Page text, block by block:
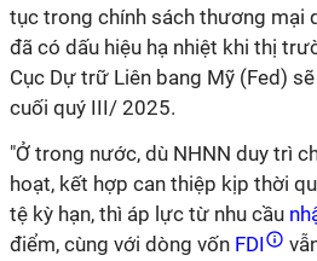
tục trong chính sách thương mại
đã có dấu hiệu hạ nhiệt khi thị
Cục Dự trữ Liên bang Mỹ (Fed)
cuối quý III/ 2025.
"Ở trong nước, dù NHNN duy trì
hoạt, kết hợp can thiệp kịp thời
tệ kỳ hạn, thì áp lực từ nhu cầu
điểm, cùng với dòng vốn FDI